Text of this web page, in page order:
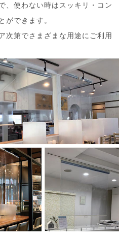
、使わない時はスッキリ・コン
ができます。
次第でさまざまな用途にご利用